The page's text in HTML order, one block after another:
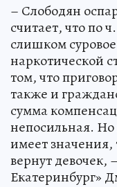
– Слободян
считает, что по
слишком
наркотической
том, что
также и
сумма
непосильная. Но
имеет значения,
вернут девочек,
Екатеринбург»